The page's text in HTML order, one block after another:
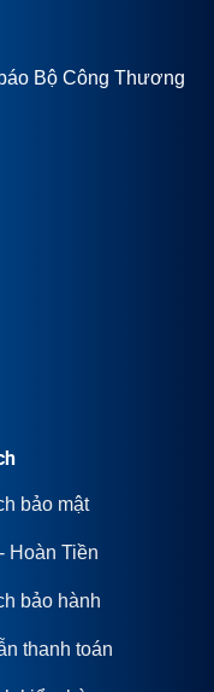
Bộ Công Thương
bảo mật
Hoàn Tiền
bảo hành
thanh toán